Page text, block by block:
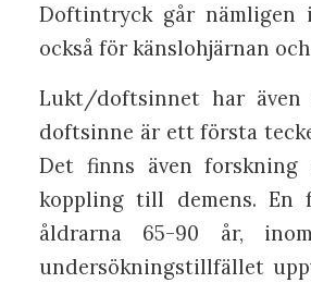
Doftintryck går nämligen
också för känslohjärnan
Lukt/doftsinnet har även
doftsinne är ett första
Det finns även
koppling till demens. En
åldrarna 65-90 år,
undersökningstillfället